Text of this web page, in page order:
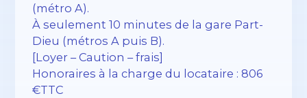
(métro A).
À seulement 10 minutes de la gare Part-
Dieu (métros A puis B).
[Loyer – Caution – frais]
Honoraires à la charge du locataire : 806
€TTC